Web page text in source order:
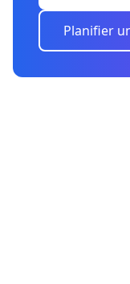
Planifier